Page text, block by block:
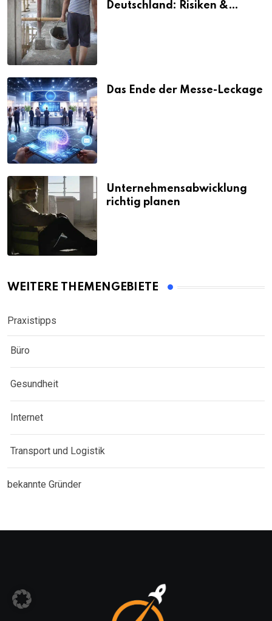
Deutschland: Risiken &
Das Ende der Messe-Leckage
Unternehmensabwicklung
richtig planen
WEITERE THEMENGEBIETE
Praxistipps
Büro
Gesundheit
Internet
Transport und Logistik
bekannte Gründer